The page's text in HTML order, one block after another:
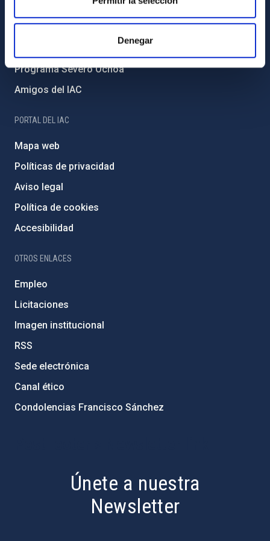
Denegar
Medio Ambiente y Sostenibilidad
Proyectos institucionales
Programa Severo Ochoa
Amigos del IAC
PORTAL DEL IAC
Mapa web
Políticas de privacidad
Aviso legal
Política de cookies
Accesibilidad
OTROS ENLACES
Empleo
Licitaciones
Imagen institucional
RSS
Sede electrónica
Canal ético
Condolencias Francisco Sánchez
Únete a nuestra
Newsletter